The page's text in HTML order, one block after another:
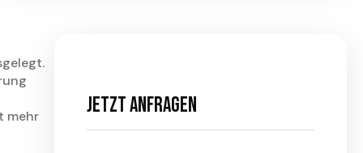
mehr Jetzt anfragen